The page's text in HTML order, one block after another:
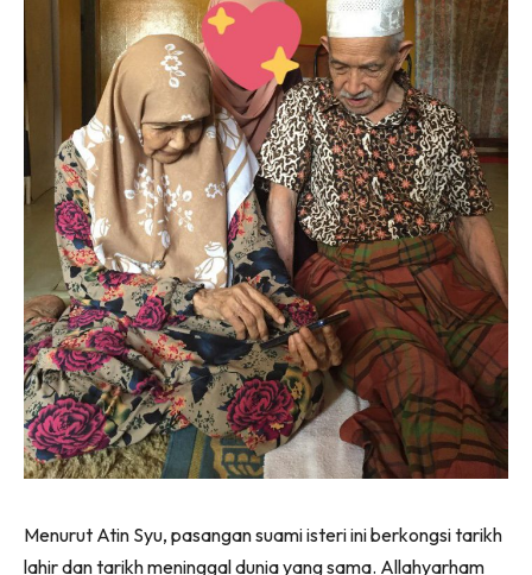
Menurut Atin Syu, pasangan suami isteri ini berkongsi tarikh
lahir dan tarikh meninggal dunia yang sama. Allahyarham